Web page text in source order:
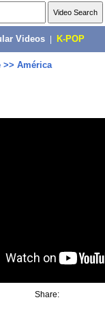
Videos K-POP
>> América
Share: